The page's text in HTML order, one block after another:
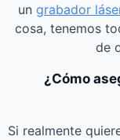
un grabador
cosa, tenemos
de
¿Cómo
Si realmente